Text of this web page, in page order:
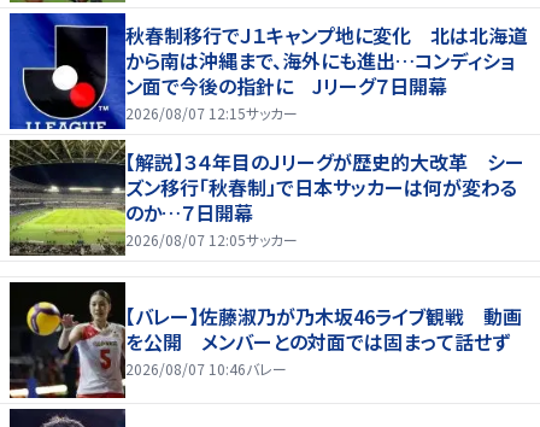
秋春制移行でＪ１キャンプ地に変化 北は北海道
から南は沖縄まで、海外にも進出…コンディショ
ン面で今後の指針に Jリーグ７日開幕
2026/08/07 12:15サッカー
【解説】３４年目のＪリーグが歴史的大改革 シー
ズン移行「秋春制」で日本サッカーは何が変わる
のか…７日開幕
2026/08/07 12:05サッカー
【バレー】佐藤淑乃が乃木坂46ライブ観戦 動画
を公開 メンバーとの対面では固まって話せず
2026/08/07 10:46バレー